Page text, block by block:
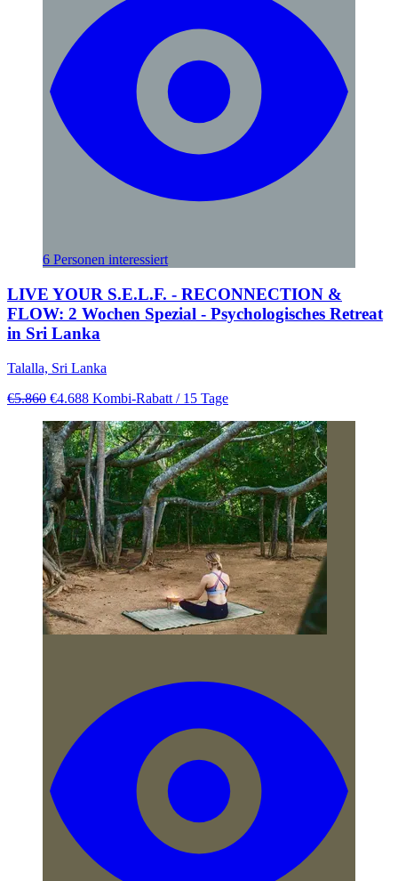
6 Personen interessiert
LIVE YOUR S.E.L.F. - RECONNECTION &
FLOW: 2 Wochen Spezial - Psychologisches Retreat
in Sri Lanka
Talalla, Sri Lanka
€5.860 €4.688 Kombi-Rabatt / 15 Tage